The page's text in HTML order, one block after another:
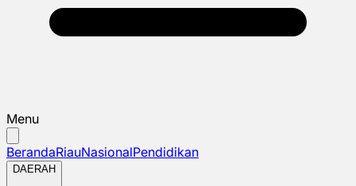
Menu
BerandaRiauNasionalPendidikan
DAERAH